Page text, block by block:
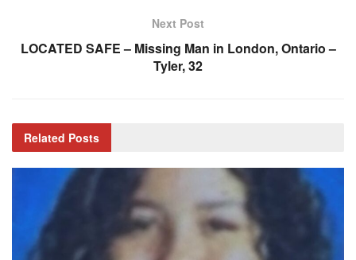
Next Post
LOCATED SAFE – Missing Man in London, Ontario –
Tyler, 32
Related Posts